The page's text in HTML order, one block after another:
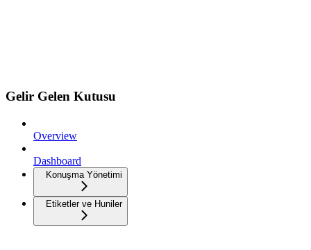
Gelir Gelen Kutusu
Overview
Dashboard
Konuşma Yönetimi
Etiketler ve Huniler